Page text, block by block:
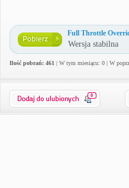
Full Throttle
Wersja stabilna
Ilość pobrań: 461 | W tym miesiącu: 0 | W
0